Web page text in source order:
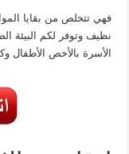
فهي تتخلص من بقايا
نظيف وتوفر لكم البيئة
الأسرة بالأخص الأطفال